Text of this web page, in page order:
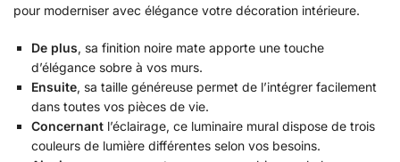
pour moderniser avec élégance votre décoration intérieure.
De plus, sa finition noire mate apporte une touche
d’élégance sobre à vos murs.
Ensuite, sa taille généreuse permet de l’intégrer facilement
dans toutes vos pièces de vie.
Concernant l’éclairage, ce luminaire mural dispose de trois
couleurs de lumière différentes selon vos besoins.